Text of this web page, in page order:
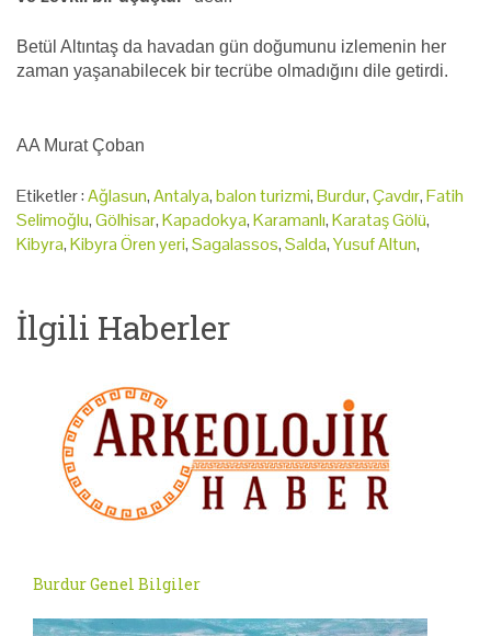
Betül Altıntaş da havadan gün doğumunu izlemenin her
zaman yaşanabilecek bir tecrübe olmadığını dile getirdi.
AA Murat Çoban
Etiketler :Ağlasun,Antalya,balon turizmi,Burdur,Çavdır,Fatih
Selimoğlu,Gölhisar,Kapadokya,Karamanlı,Karataş Gölü,
Kibyra,Kibyra Ören yeri,Sagalassos,Salda,Yusuf Altun,
İlgili Haberler
Burdur Genel Bilgiler